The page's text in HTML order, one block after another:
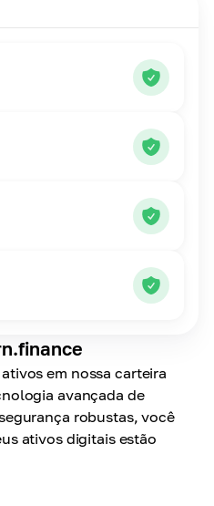
em nossa carteira
avançada de
robustas, você
ativos digitais estão